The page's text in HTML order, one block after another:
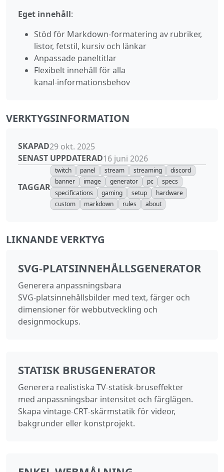
Eget innehåll:
Stöd för Markdown‑formatering av rubriker,
listor, fetstil, kursiv och länkar
Anpassade paneltitlar
Flexibelt innehåll för alla
kanal‑informationsbehov
VERKTYGSINFORMATION
SKAPAD29 okt. 2025
SENAST UPPDATERAD16 juni 2026
TAGGAR
twitch panel stream streaming
discord
banner
image generator pc
specs
specifications
gaming setup
hardware
custom
markdown rules about
LIKNANDE VERKTYG
SVG‑PLATSINNEHÅLLSGENERATOR
Generera anpassningsbara
SVG‑platsinnehållsbilder med text, färger och
dimensioner för webbutveckling och
designmockups.
STATISK BRUSGENERATOR
Generera realistiska TV‑statisk‑bruseffekter
med anpassningsbar intensitet och färglägen.
Skapa vintage‑CRT‑skärmstatik för videor,
bakgrunder eller konstprojekt.